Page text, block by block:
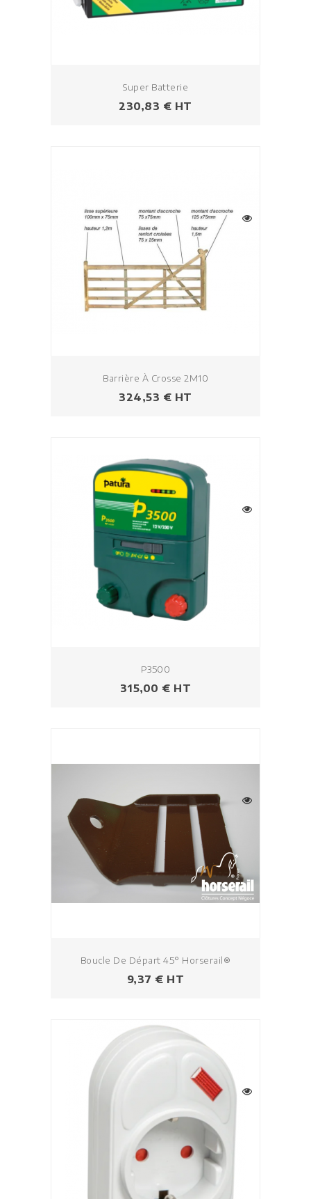
Super Batterie
Prix
230,83 € HT
Barrière À Crosse 2M10
Prix
324,53 € HT
P3500
Prix
315,00 € HT
Boucle De Départ 45° Horserail®
Prix
9,37 € HT